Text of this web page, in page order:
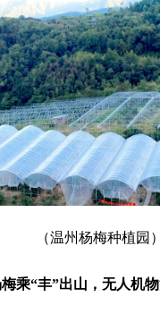
（温州杨梅种植园）
乘“丰”出山，无人机